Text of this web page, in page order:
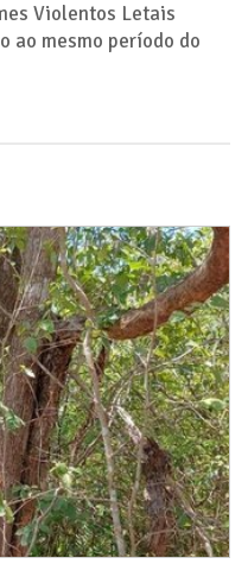
Violentos Letais
ao mesmo período do